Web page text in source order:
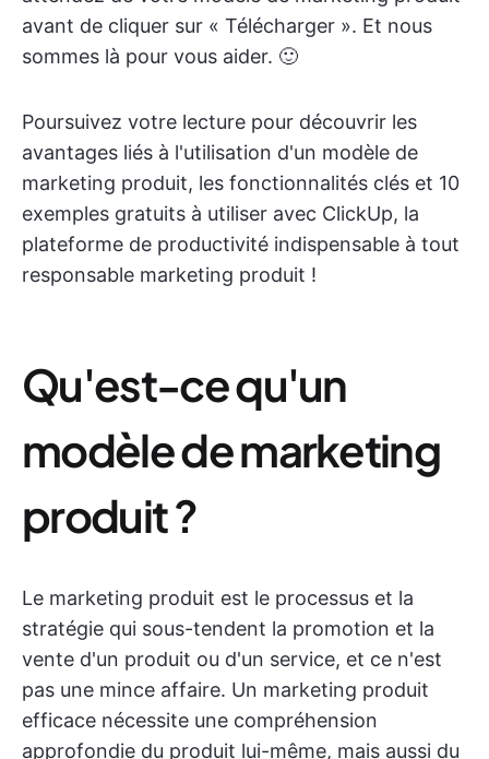
avant de cliquer sur « Télécharger ». Et nous
sommes là pour vous aider. 🙂
Poursuivez votre lecture pour découvrir les
avantages liés à l'utilisation d'un modèle de
marketing produit, les fonctionnalités clés et 10
exemples gratuits à utiliser avec ClickUp, la
plateforme de productivité indispensable à tout
responsable marketing produit !
Qu'est-ce qu'un
modèle de marketing
produit ?
Le marketing produit est le processus et la
stratégie qui sous-tendent la promotion et la
vente d'un produit ou d'un service, et ce n'est
pas une mince affaire. Un marketing produit
efficace nécessite une compréhension
approfondie du produit lui-même, mais aussi du